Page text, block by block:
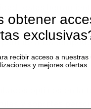
estas
a los
la creación de
óptimos en la
y soportes
obtener
recibir acceso a nuestras
y mejores ofertas.